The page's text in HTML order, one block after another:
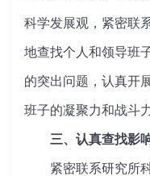
科学发展观，紧密联
地查找个人和领导班
的突出问题，认真开
班子的凝聚力和战斗力
三、认真查找影
紧密联系研究所科